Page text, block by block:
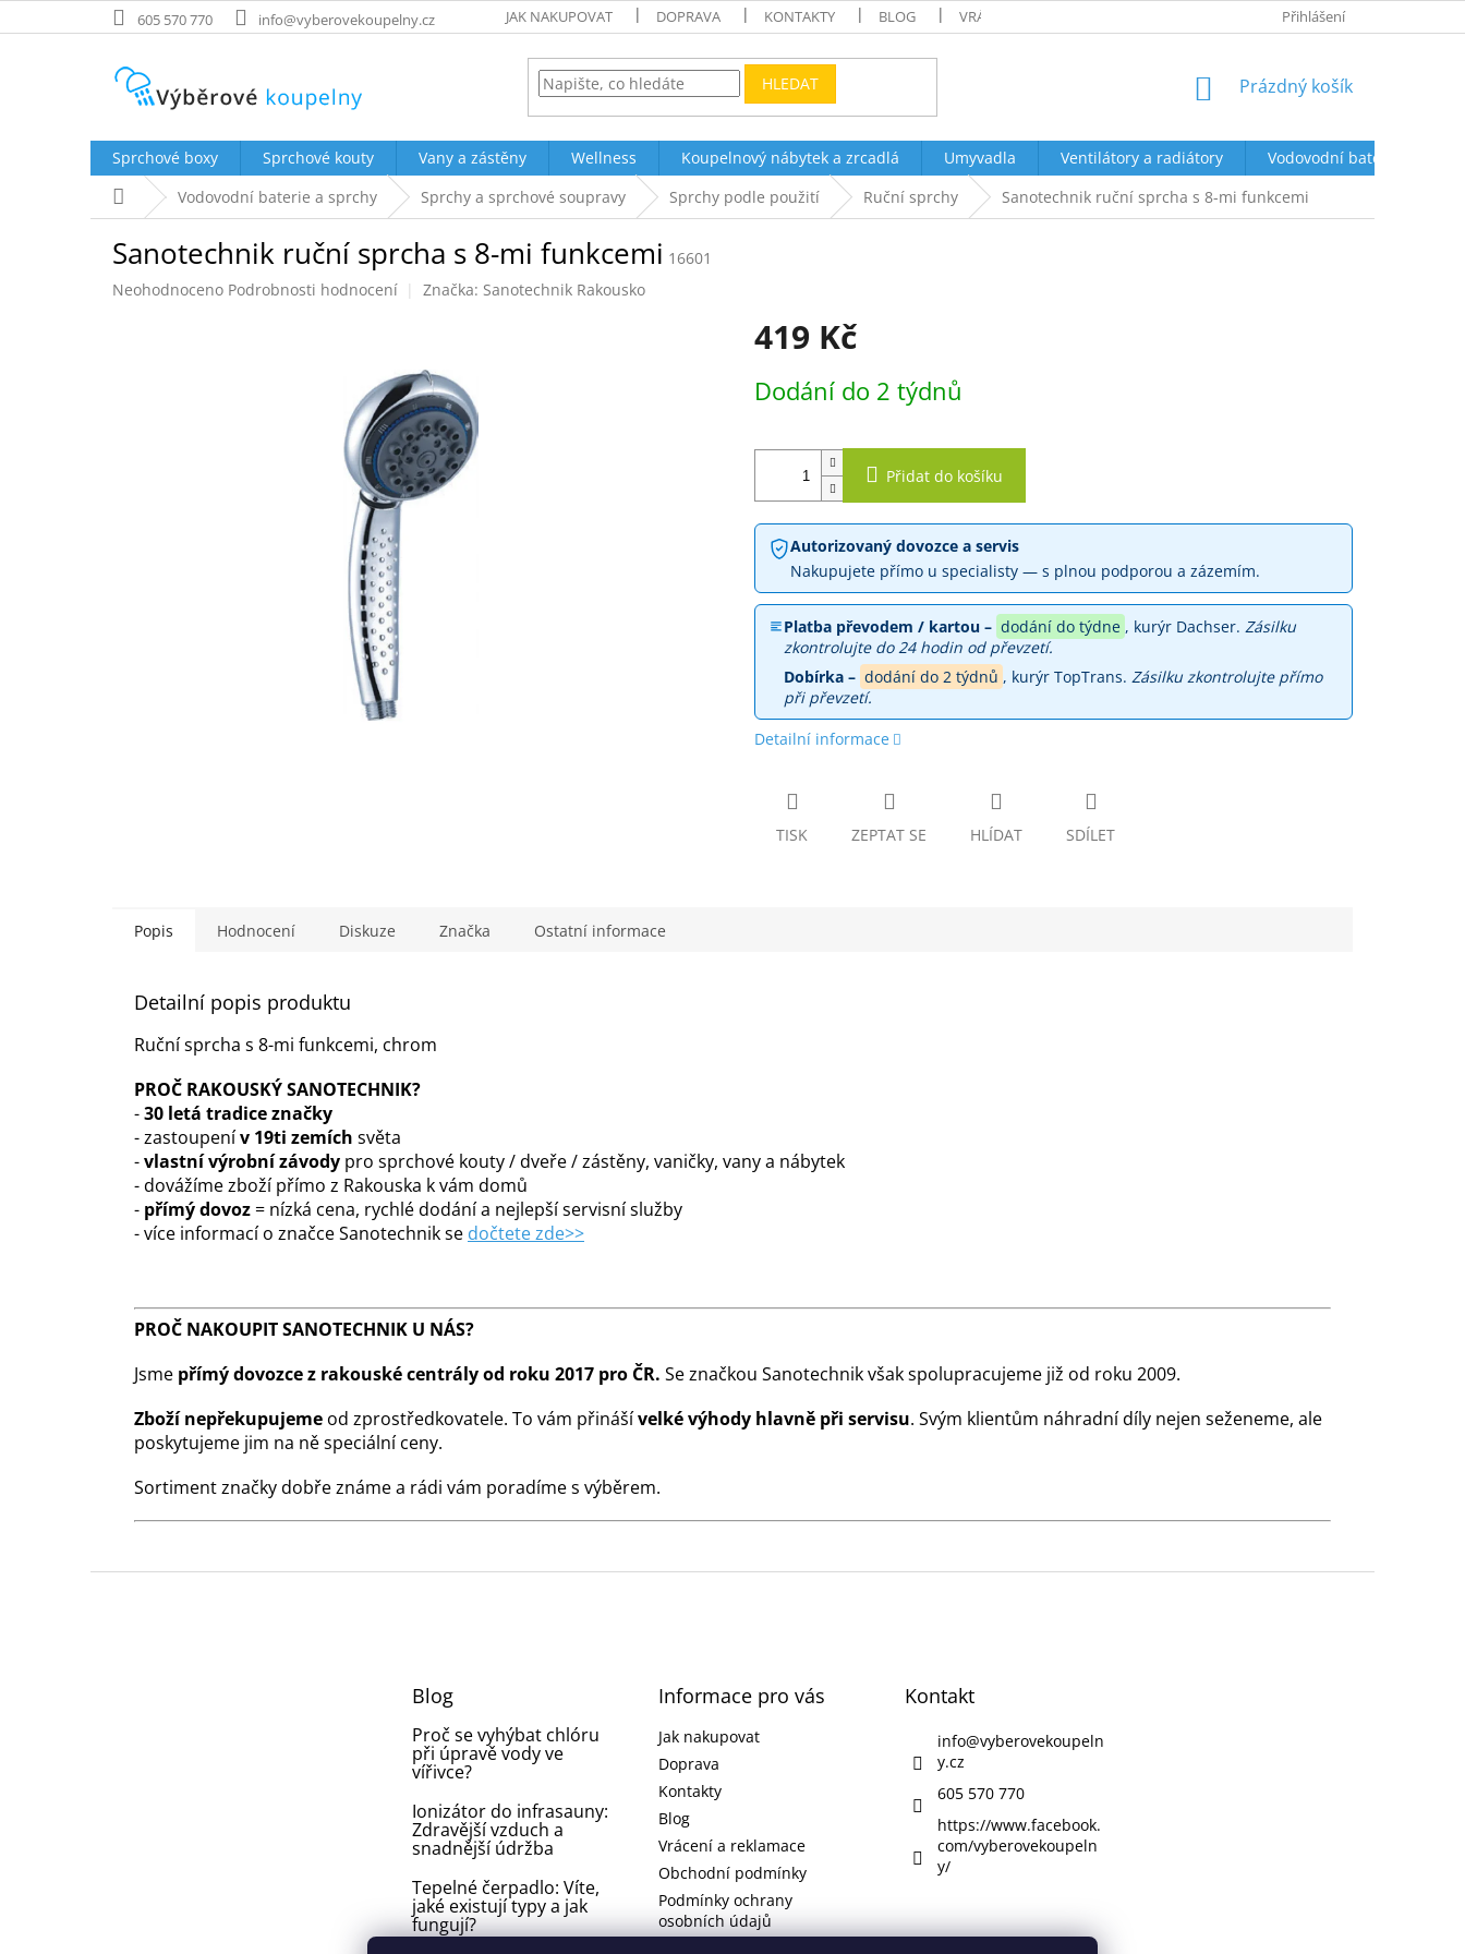
na
605 570 770 info@vyberovekoupelny.cz JAK NAKUPOVAT DOPRAVA KONTAKTY BLOG VRÁCENÍ A REKLAMACE OBCHODNÍ PODMÍNKYPřihlášení
HLEDAT
NÁKUPNÍ
Prázdný košík
Sprchové boxy Sprchové kouty Vany a zástěny Wellness Koupelnový nábytek a zrcadlá Umyvadla Ventilátory a radiátory
Vodovodní baterie a
Domů Vodovodní baterie a sprchy Sprchy a sprchové soupravy Sprchy podle použití Ruční sprchy Sanotechnik ruční sprcha s 8-mi funkcemi
Sanotechnik ruční sprcha s 8-mi funkcemi 16601
Průměrné
Neohodnoceno Podrobnosti hodnocení Značka: Sanotechnik Rakousko
419 Kč
cena:
Dodání do 2 týdnů
Přidat do košíku
Autorizovaný dovozce a servis
Nakupujete přímo u specialisty — s plnou podporou a zázemím.
Platba převodem / kartou – dodání do týdne , kurýr Dachser.Zásilku
zkontrolujte do 24 hodin od převzetí.
Dobírka – dodání do 2 týdnů , kurýr TopTrans.Zásilku zkontrolujte přímo
při převzetí.
Detailní informace
TISK ZEPTAT SE HLÍDAT SDÍLET
Popis Hodnocení Diskuze Značka Ostatní informace
Detailní popis produktu
Ruční sprcha s 8-mi funkcemi, chrom
PROČ RAKOUSKÝ SANOTECHNIK?
-30 letá tradice značky
- zastoupenív 19ti zemích světa
-vlastní výrobní závody pro sprchové kouty / dveře / zástěny, vaničky, vany a nábytek
- dovážíme zboží přímo z Rakouska k vám domů
- přímý dovoz= nízká cena, rychlé dodání a nejlepší servisní služby
- více informací o značce Sanotechnik se dočtete zde>>
PROČ NAKOUPIT SANOTECHNIK U NÁS?
Jsme přímý dovozce z rakouské centrály od roku 2017 pro ČR. Se značkou Sanotechnik však spolupracujeme již od roku 2009.
Zboží nepřekupujeme od zprostředkovatele. To vám přinášívelké výhody hlavně při servisu. Svým klientům náhradní díly nejen seženeme, ale
poskytujeme jim na ně speciální ceny.
Sortiment značky dobře známe a rádi vám poradíme s výběrem.
Blog
Proč se vyhýbat chlóru
při úpravě vody ve
vířivce?
Ionizátor do infrasauny:
Zdravější vzduch a
snadnější údržba
Tepelné čerpadlo: Víte,
jaké existují typy a jak
fungují?
Informace pro vás
Jak nakupovat
Doprava
Kontakty
Blog
Vrácení a reklamace
Obchodní podmínky
Podmínky ochrany
osobních údajů
Kontakt
info@vyberovekoupeln
y.cz
605 570 770
https://www.facebook.
com/vyberovekoupeln
y/